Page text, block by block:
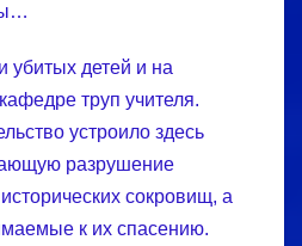
убитых детей и на
труп учителя.
устроило здесь
разрушение
сокровищ, а
к их спасению.